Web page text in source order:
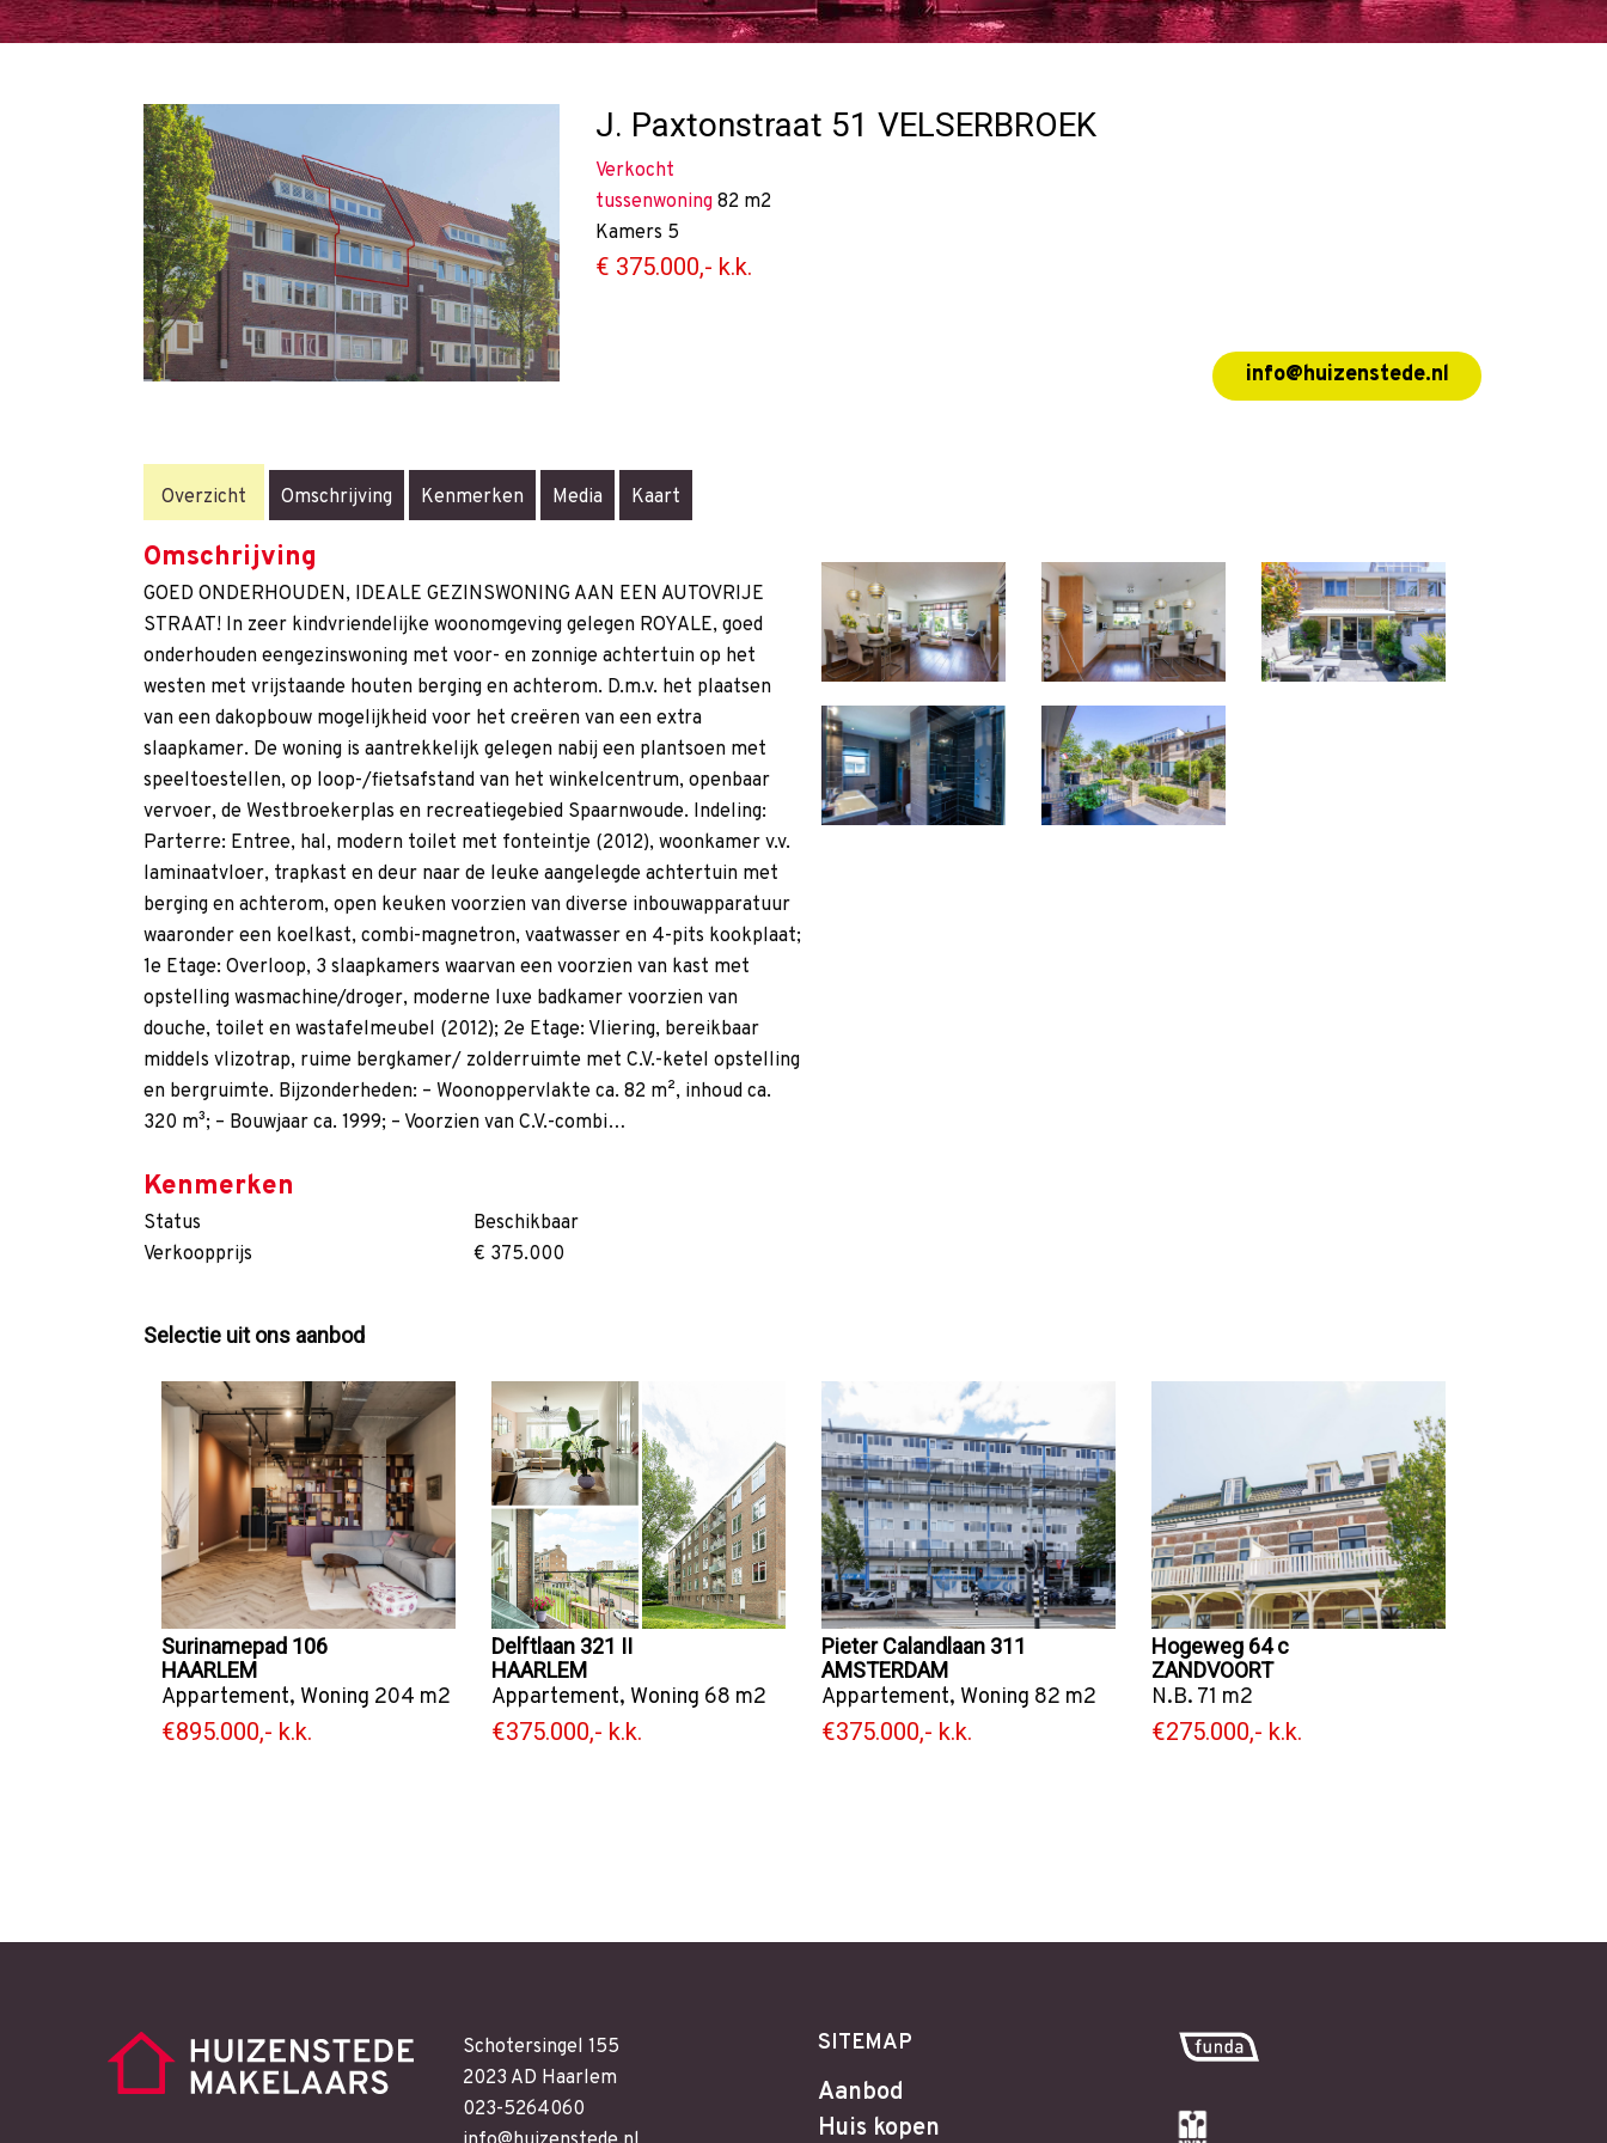
J. Paxtonstraat 51 VELSERBROEK
Verkocht
tussenwoning 82 m2
Kamers 5
€ 375.000,- k.k.
info@huizenstede.nl
Overzicht Omschrijving Kenmerken Media Kaart
Omschrijving
GOED ONDERHOUDEN, IDEALE GEZINSWONING AAN EEN AUTOVRIJE
STRAAT! In zeer kindvriendelijke woonomgeving gelegen ROYALE, goed
onderhouden eengezinswoning met voor- en zonnige achtertuin op het
westen met vrijstaande houten berging en achterom. D.m.v. het plaatsen
van een dakopbouw mogelijkheid voor het creëren van een extra
slaapkamer. De woning is aantrekkelijk gelegen nabij een plantsoen met
speeltoestellen, op loop-/fietsafstand van het winkelcentrum, openbaar
vervoer, de Westbroekerplas en recreatiegebied Spaarnwoude. Indeling:
Parterre: Entree, hal, modern toilet met fonteintje (2012), woonkamer v.v.
laminaatvloer, trapkast en deur naar de leuke aangelegde achtertuin met
berging en achterom, open keuken voorzien van diverse inbouwapparatuur
waaronder een koelkast, combi-magnetron, vaatwasser en 4-pits kookplaat;
1e Etage: Overloop, 3 slaapkamers waarvan een voorzien van kast met
opstelling wasmachine/droger, moderne luxe badkamer voorzien van
douche, toilet en wastafelmeubel (2012); 2e Etage: Vliering, bereikbaar
middels vlizotrap, ruime bergkamer/ zolderruimte met C.V.-ketel opstelling
en bergruimte. Bijzonderheden: – Woonoppervlakte ca. 82 m², inhoud ca.
320 m³; – Bouwjaar ca. 1999; – Voorzien van C.V.-combi…
Kenmerken
Status
Beschikbaar
Verkoopprijs
€ 375.000
Selectie uit ons aanbod
Surinamepad 106
HAARLEM
Appartement, Woning 204 m2
€895.000,- k.k.
Delftlaan 321 II
HAARLEM
Appartement, Woning 68 m2
€375.000,- k.k.
Pieter Calandlaan 311
AMSTERDAM
Appartement, Woning 82 m2
€375.000,- k.k.
Hogeweg 64 c
ZANDVOORT
N.B. 71 m2
€275.000,- k.k.
Schotersingel 155
2023 AD Haarlem
023-5264060
SITEMAP
Aanbod
Huis kopen